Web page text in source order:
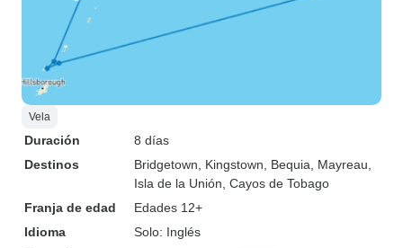
Vela
Duración
8 días
Destinos
Bridgetown , Kingstown , Bequia , Mayreau
Isla de la Unión , Cayos de Tobago
Franja de edad
Edades 12+
Idioma
Solo: Inglés